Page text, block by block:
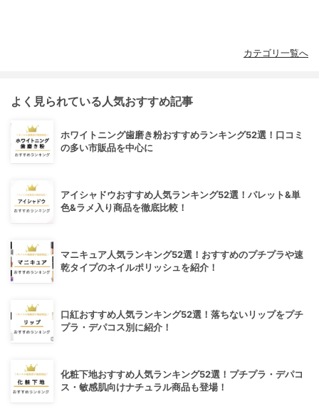
カテゴリ一覧へ
よく見られている人気おすすめ記事
ホワイトニング歯磨き粉おすすめランキング52選！口コミ
の多い市販品を中心に
アイシャドウおすすめ人気ランキング52選！パレット&単
色&ラメ入り商品を徹底比較！
マニキュア人気ランキング52選！おすすめのプチプラや速
乾タイプのネイルポリッシュを紹介！
口紅おすすめ人気ランキング52選！落ちないリップをプチ
プラ・デパコス別に紹介！
化粧下地おすすめ人気ランキング52選！プチプラ・デパコ
ス・敏感肌向けナチュラル商品も登場！